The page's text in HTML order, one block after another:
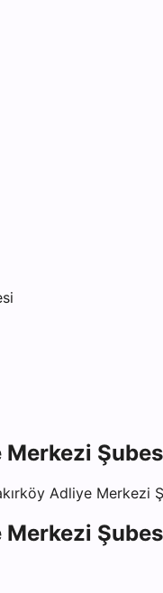
Merkezi
Adliye Merkezi
Merkezi